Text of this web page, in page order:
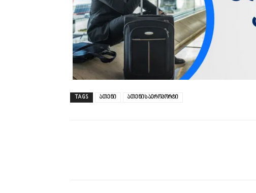
TAGS ათენი ათენის აეროპორტი